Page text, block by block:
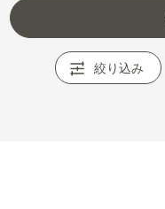
絞り込み